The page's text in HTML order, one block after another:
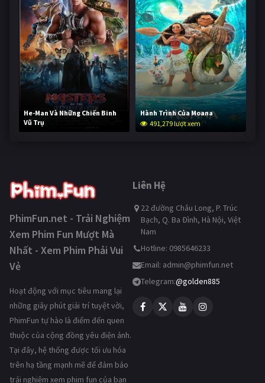
He-Man Và Những Chiến Binh
Vũ Trụ
240,115 lượt xem
Hành Trình Của Moana
491,279 lượt xem
PhimFun.net - Trải Nghiệm
Xem Phim Fun Mượt Mà
Nhất - Xem Phim Phải Vui
Vẻ
Hoạt động với mục tiêu mang lại
những giây phút giải trí tuyệt vời,
PhimFun tự hào là điểm đến quen
thuộc của cộng đồng yêu điện ảnh.
Tại đây, hệ thống được tối ưu hóa
trên hạ tầng mạnh mẽ để đảm bảo
trải nghiệm xem phim fun của bạn
Liên Hệ
22 đường Châu Long, P. Trúc
Bạch, Q. Ba Đình, Hà Nội, Việt
Nam
Hotline: 0985646233
Email: admin@phimfun.net
Telegram:@golden885